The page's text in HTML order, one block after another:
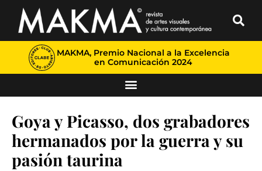
MAKMA, Premio Nacional a la Excelencia
en Comunicación 2024
Goya y Picasso, dos grabadores
hermanados por la guerra y su
pasión taurina